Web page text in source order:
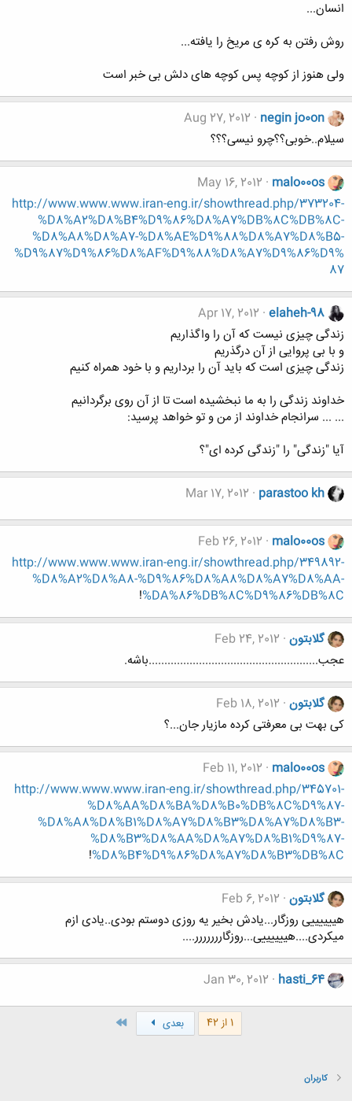
انسان...
روش رفتن به کره ی مریخ را یافته...
ولی هنوز از کوچه پس کوچه های دلش بی خبر است
negin jo0on
Aug 27, 2012
سیلام..خوبی؟؟چرو نیسی؟؟؟
malo00os
May 16, 2012
http://www.www.www.iran-eng.ir/showthread.php/373204-
%D8%A2%D8%B4%D9%86%D8%A7%DB%8C%DB%8C-
%D8%A8%D8%A7-%D8%AE%D9%88%D8%A7%D8%B5-
%D9%87%D9%86%D8%AF%D9%88%D8%A7%D9%86%D9%
87
elaheh-98
Apr 17, 2012
زندگی چیزی نیست که آن را واگذاریم
و با بی پروایی از آن درگذریم
زندگی چیزی است که باید آن را برداریم و با خود همراه کنیم
خداوند زندگی را به ما نبخشیده است تا از آن روی برگردانیم
... ... سرانجام خداوند از من و تو خواهد پرسید:
آیا "زندگی" را "زندگی کرده ای"؟
parastoo kh
Mar 17, 2012
malo00os
Feb 26, 2012
http://www.www.www.iran-eng.ir/showthread.php/349892-
%D8%A2%D8%A8-%D9%86%D8%A8%D8%A7%D8%AA-
%DA%86%DB%8C%D9%86%DB%8C
!
گلابتون Feb 24, 2012
عجب......................................................باشه.
گلابتون Feb 18, 2012
کی بهت بی معرفتی کرده مازیار جان...؟
malo00os
Feb 11, 2012
http://www.www.www.iran-eng.ir/showthread.php/345701-
%D8%AA%D8%BA%D8%B0%DB%8C%D9%87-
%D8%A8%D8%B1%D8%A7%D8%B3%D8%A7%D8%B3-
%D8%B3%D8%AA%D8%A7%D8%B1%D9%87-
%D8%B4%D9%86%D8%A7%D8%B3%DB%8C
!
گلابتون Feb 6, 2012
هییییییی روزگار...یادش بخیر یه روزی دوستم بودی..یادی ازم
میکردی....هییییییی...روزگاررررررر....
hasti_64
Jan 30, 2012
1 از 42 بعدی
کاربران